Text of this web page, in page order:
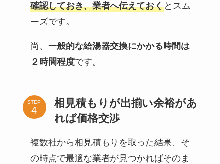
確認しておき、業者へ伝えておくとスム
ーズです。
尚、 一般的な給湯器交換にかかる時間は
２時間程度です。
STEP
相見積もりが出揃い余裕があ
れば価格交渉
複数社から相見積もりを取った結果、そ
の時点で最適な業者が見つかればそのま